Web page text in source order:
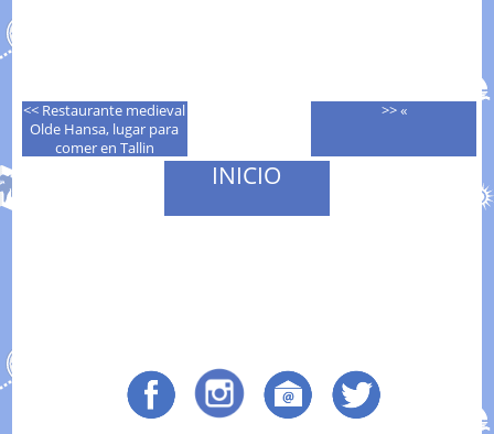
<< Restaurante medieval
Olde Hansa, lugar para
comer en Tallin
>> «
INICIO